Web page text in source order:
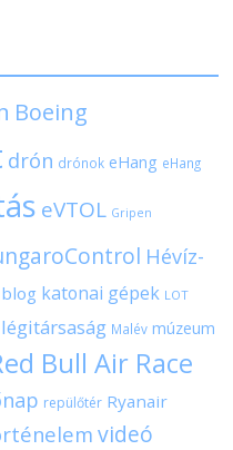
Boeing
drón drónok eHang eHang
eVTOL Gripen
Hévíz-
katonai gépek LOT
légitársaság Malév múzeum
Bull Air Race
repülőtér Ryanair
videó